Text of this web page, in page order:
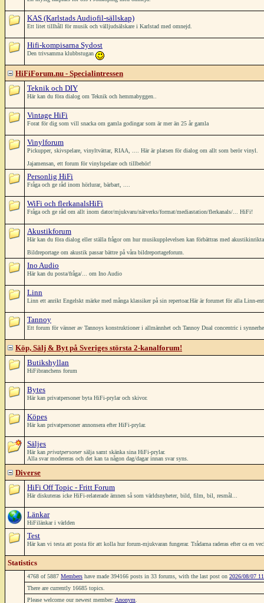
KAS (Karlstads Audiofil-sällskap)
Ett litet tillhåll för musik och välljudsälskare i Karlstad med omnejd.
Hifi-kompisarna Sydost
Den trivsamma klubbstugan
HiFiForum.nu - Specialintressen
Teknik och DIY
Här kan du föra dialog om Teknik och hemmabyggen..
Vintage HiFi
Forat för dig som vill snacka om gamla godingar som är mer än 25 år gamla
Vinylforum
Pickupper, skivspelare, vinyltvättar, RIAA, .... Här är platsen för dialog om allt som berör vinyl.
Jajamensan, ett forum för vinylspelare och tillbehör!
Personlig HiFi
Fråga och ge råd inom hörlurar, bärbart, ....
WiFi och flerkanalsHiFi
Fråga och ge råd om allt inom dator/mjukvaru/nätverks/format/mediastation/flerkanals/... HiFi!
Akustikforum
Här kan du föra dialog eller ställa frågor om hur musikupplevelsen kan förbättras med
Bildreportage om akustik passar bättre på våra bildreportageforum.
Ino Audio
Här kan du posta/fråga/... om Ino Audio
Linn
Linn ett anrikt Engelskt märke med många klassiker på sin repertoar.Här är forumet för alla Linn-
Tannoy
Ett forum för vänner av Tannoys konstruktioner i allmännhet och Tannoy Dual concentric i
Köp, Sälj & Byt på Sveriges största 2-kanalforum!
Butikshyllan
HiFibranchens forum
Bytes
Här kan privatpersoner byta HiFi-prylar och skivor.
Köpes
Här kan privatpersoner annonsera efter HiFi-prylar.
Säljes
Här kan privatpersoner sälja samt skänka sina HiFi-prylar.
Alla svar modereras och det kan ta någon dag/dagar innan svar syns.
Diverse
HiFi Off Topic - Fritt Forum
Här diskuteras icke HiFi-relaterade ämnen så som världsnyheter, bild, film, bil, resmål...
Länkar
HiFilänkar i världen
Test
Här kan vi testa att posta för att kolla hur forum-mjukvaran fungerar. Trådarna raderas efter ca en
Statistics
4768 of 5887 Members have made 394166 posts in 33 forums, with the last post on 2026/08/07
There are currently 16685 topics.
Please welcome our newest member: Anonym